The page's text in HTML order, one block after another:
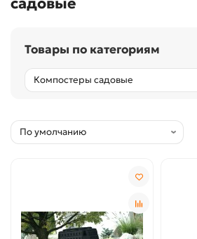
Товары по категориям